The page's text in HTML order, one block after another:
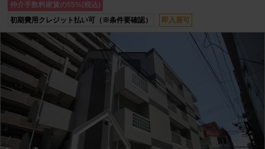
仲介手数料家賃の55%(税込)
初期費用クレジット払い可（※条件要確認）
即入居可